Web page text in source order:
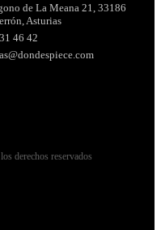
de La Meana 21, 33186
Asturias
46 42
derechos reservados